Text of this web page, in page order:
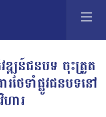
ឌ្ឍន៍ជនបទ ចុះត្រួត
រថែទាំផ្លូវជនបទនៅ
ហារ